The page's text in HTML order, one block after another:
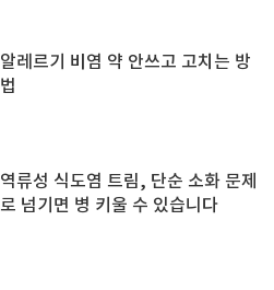
알레르기 비염 약 안쓰고 고치는 방
법
역류성 식도염 트림, 단순 소화 문제
로 넘기면 병 키울 수 있습니다